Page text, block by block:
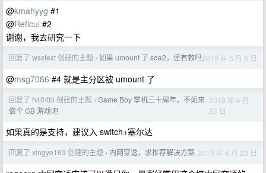
@kmahyyg #1
@Reficul #2
谢谢，我去研究一下
回复了 wsstest 创建的主题 › 如果 umount 了 sda2，还有救吗2019 年 5 月 6 日
@msg7086 #4 就是主分区被 umount 了
回复了 h404bi 创建的主题 › Game Boy 掌机三十周年，不如来
做个 GB 游戏吧
2019 年 4 月
23 日
如果真的是支持，建议入 switch+塞尔达
回复了 xingye163 创建的主题 › 内网穿透，求推荐解决方案 2019 年 4 月 23 日